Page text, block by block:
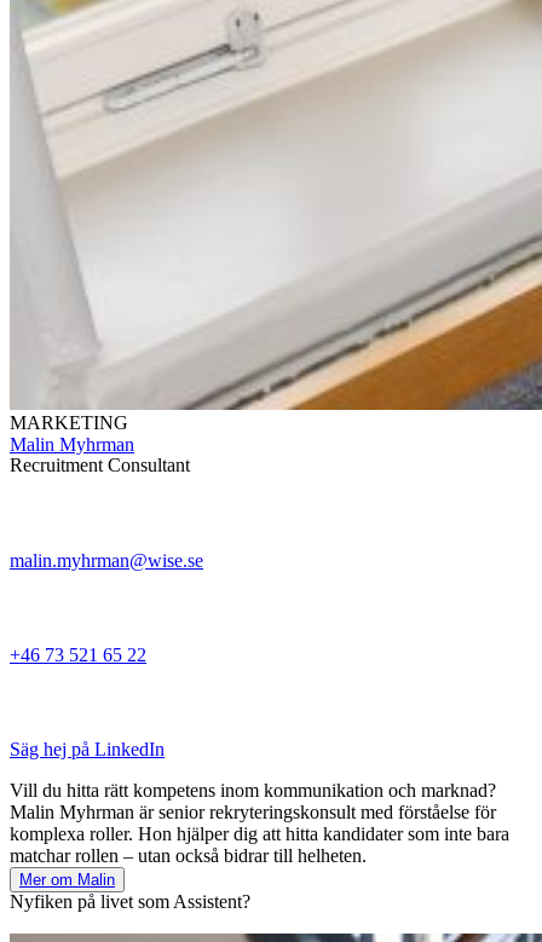
MARKETING
Malin Myhrman
Recruitment Consultant
malin.myhrman@wise.se
+46 73 521 65 22
Säg hej på LinkedIn
Vill du hitta rätt kompetens inom kommunikation och marknad?
Malin Myhrman är senior rekryteringskonsult med förståelse för
komplexa roller. Hon hjälper dig att hitta kandidater som inte bara
matchar rollen – utan också bidrar till helheten.
Mer om Malin
Nyfiken på livet som Assistent?